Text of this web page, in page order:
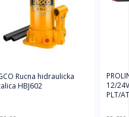
Rucna hidraulicka
HBJ602
12/
PLT/